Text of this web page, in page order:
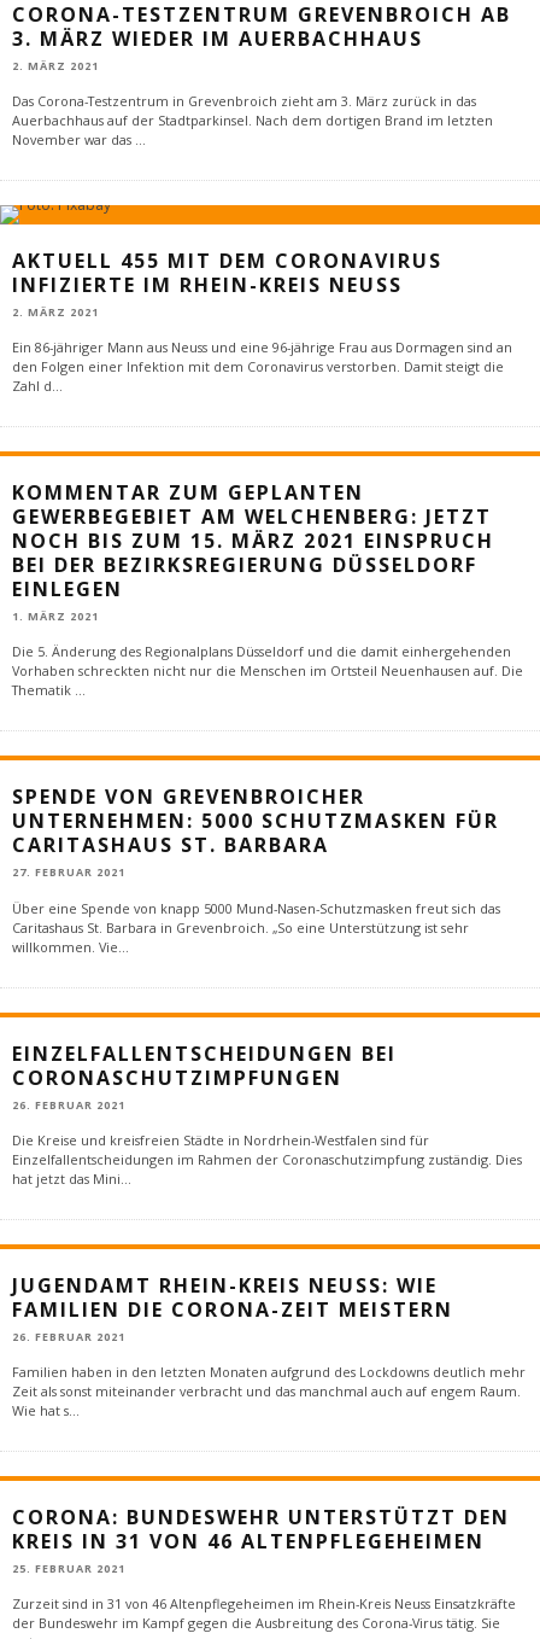
CORONA-TESTZENTRUM GREVENBROICH AB
3. MÄRZ WIEDER IM AUERBACHHAUS
2. MÄRZ 2021
Das Corona-Testzentrum in Grevenbroich zieht am 3. März zurück in das
Auerbachhaus auf der Stadtparkinsel. Nach dem dortigen Brand im letzten
November war das ...
AKTUELL 455 MIT DEM CORONAVIRUS
INFIZIERTE IM RHEIN-KREIS NEUSS
2. MÄRZ 2021
Ein 86-jähriger Mann aus Neuss und eine 96-jährige Frau aus Dormagen sind an
den Folgen einer Infektion mit dem Coronavirus verstorben. Damit steigt die
Zahl d...
KOMMENTAR ZUM GEPLANTEN
GEWERBEGEBIET AM WELCHENBERG: JETZT
NOCH BIS ZUM 15. MÄRZ 2021 EINSPRUCH
BEI DER BEZIRKSREGIERUNG DÜSSELDORF
EINLEGEN
1. MÄRZ 2021
Die 5. Änderung des Regionalplans Düsseldorf und die damit einhergehenden
Vorhaben schreckten nicht nur die Menschen im Ortsteil Neuenhausen auf. Die
Thematik ...
SPENDE VON GREVENBROICHER
UNTERNEHMEN: 5000 SCHUTZMASKEN FÜR
CARITASHAUS ST. BARBARA
27. FEBRUAR 2021
Über eine Spende von knapp 5000 Mund-Nasen-Schutzmasken freut sich das
Caritashaus St. Barbara in Grevenbroich. „So eine Unterstützung ist sehr
willkommen. Vie
EINZELFALLENTSCHEIDUNGEN BEI
CORONASCHUTZIMPFUNGEN
26. FEBRUAR 2021
Die Kreise und kreisfreien Städte in Nordrhein-Westfalen sind für
Einzelfallentscheidungen im Rahmen der Coronaschutzimpfung zuständig. Dies
hat jetzt das Mini
JUGENDAMT RHEIN-KREIS NEUSS: WIE
FAMILIEN DIE CORONA-ZEIT MEISTERN
26. FEBRUAR 2021
Familien haben in den letzten Monaten aufgrund des Lockdowns deutlich mehr
Zeit als sonst miteinander verbracht und das manchmal auch auf engem Raum.
Wie hat s
CORONA: BUNDESWEHR UNTERSTÜTZT DEN
KREIS IN 31 VON 46 ALTENPFLEGEHEIMEN
25. FEBRUAR 2021
Zurzeit sind in 31 von 46 Altenpflegeheimen im Rhein-Kreis Neuss Einsatzkräfte
der Bundeswehr im Kampf gegen die Ausbreitung des Corona-Virus tätig. Sie